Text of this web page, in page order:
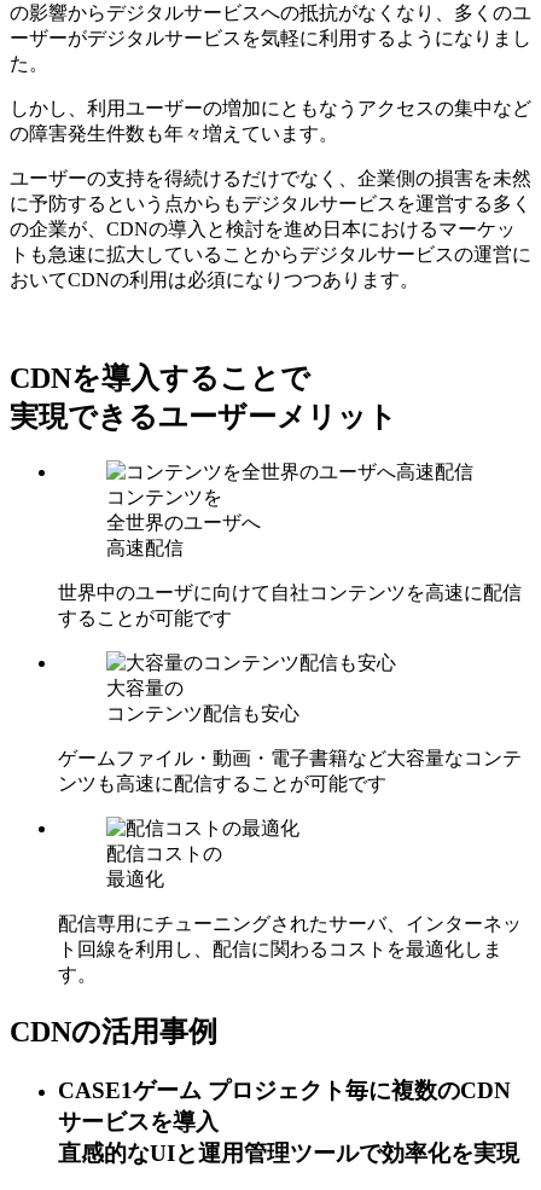
の影響からデジタルサービスへの抵抗がなくなり、多くのユ
ーザーがデジタルサービスを気軽に利用するようになりまし
た。
しかし、利用ユーザーの増加にともなうアクセスの集中など
の障害発生件数も年々増えています。
ユーザーの支持を得続けるだけでなく、企業側の損害を未然
に予防するという点からもデジタルサービスを運営する多く
の企業が、CDNの導入と検討を進め日本におけるマーケッ
トも急速に拡大していることからデジタルサービスの運営に
おいてCDNの利用は必須になりつつあります。
CDNを導入することで
実現できるユーザーメリット
コンテンツを
全世界のユーザへ
高速配信
世界中のユーザに向けて自社コンテンツを高速に配信
することが可能です
大容量の
コンテンツ配信も安心
ゲームファイル・動画・電子書籍など大容量なコンテ
ンツも高速に配信することが可能です
配信コストの
最適化
配信専用にチューニングされたサーバ、インターネッ
ト回線を利用し、配信に関わるコストを最適化しま
す。
CDNの活用事例
CASE1ゲーム プロジェクト毎に複数のCDN
サービスを導入
直感的なUIと運用管理ツールで効率化を実現